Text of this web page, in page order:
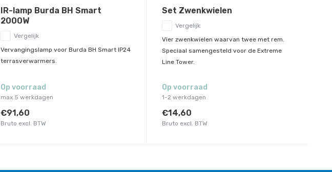
IR-lamp Burda BH Smart
2000W
Vergelijk
Vervangingslamp voor Burda BH Smart IP24
terrasverwarmers.
Op voorraad
max 5 werkdagen
€91,60
Bruto excl. BTW
Set Zwenkwielen
Vergelijk
Vier zwenkwielen waarvan twee met rem.
Speciaal samengesteld voor de Extreme
Line Tower.
Op voorraad
1-2 werkdagen
€14,60
Bruto excl. BTW